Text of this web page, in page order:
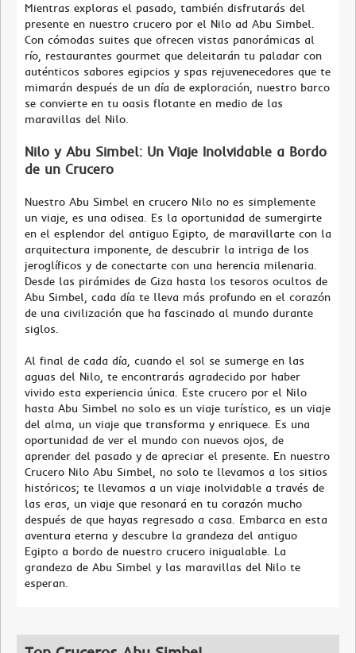
Mientras exploras el pasado, también disfrutarás del
presente en nuestro crucero por el Nilo ad Abu Simbel.
Con cómodas suites que ofrecen vistas panorámicas al
río, restaurantes gourmet que deleitarán tu paladar con
auténticos sabores egipcios y spas rejuvenecedores que te
mimarán después de un día de exploración, nuestro barco
se convierte en tu oasis flotante en medio de las
maravillas del Nilo.
Nilo y Abu Simbel: Un Viaje Inolvidable a Bordo
de un Crucero
Nuestro Abu Simbel en crucero Nilo no es simplemente
un viaje, es una odisea. Es la oportunidad de sumergirte
en el esplendor del antiguo Egipto, de maravillarte con la
arquitectura imponente, de descubrir la intriga de los
jeroglíficos y de conectarte con una herencia milenaria.
Desde las pirámides de Giza hasta los tesoros ocultos de
Abu Simbel, cada día te lleva más profundo en el corazón
de una civilización que ha fascinado al mundo durante
siglos.
Al final de cada día, cuando el sol se sumerge en las
aguas del Nilo, te encontrarás agradecido por haber
vivido esta experiencia única. Este crucero por el Nilo
hasta Abu Simbel no solo es un viaje turístico, es un viaje
del alma, un viaje que transforma y enriquece. Es una
oportunidad de ver el mundo con nuevos ojos, de
aprender del pasado y de apreciar el presente. En nuestro
Crucero Nilo Abu Simbel, no solo te llevamos a los sitios
históricos; te llevamos a un viaje inolvidable a través de
las eras, un viaje que resonará en tu corazón mucho
después de que hayas regresado a casa. Embarca en esta
aventura eterna y descubre la grandeza del antiguo
Egipto a bordo de nuestro crucero inigualable. La
grandeza de Abu Simbel y las maravillas del Nilo te
esperan.